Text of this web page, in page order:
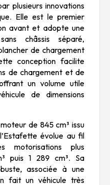
plusieurs innovations
Elle est le premier
avant et adopte une
châssis séparé,
de chargement
conception facilite
de chargement et de
un volume utile
de dimensions
de 845 cm³ issu
évolue au fil
motorisations plus
puis 1 289 cm³. Sa
associée à une
fait un véhicule très